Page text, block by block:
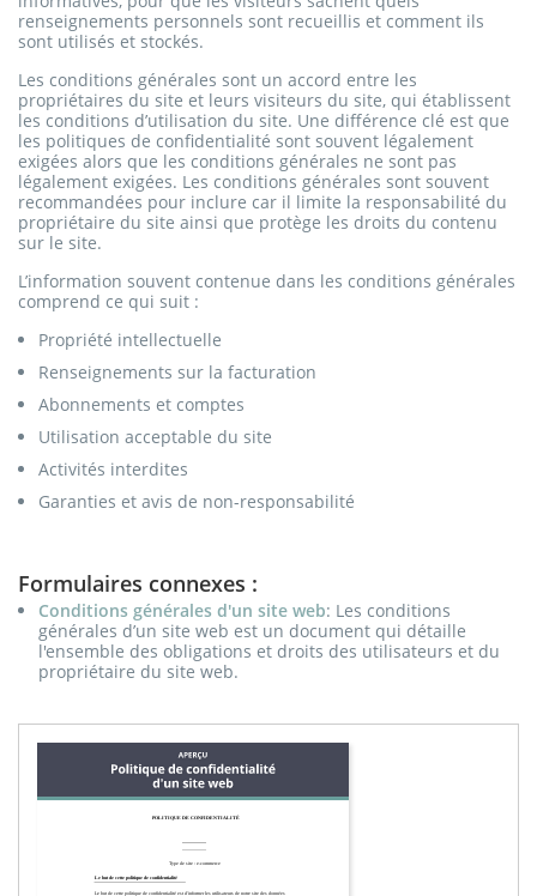
renseignements personnels sont recueillis et comment ils
sont utilisés et stockés.
Les conditions générales sont un accord entre les
propriétaires du site et leurs visiteurs du site, qui établissent
les conditions d’utilisation du site. Une différence clé est que
les politiques de confidentialité sont souvent légalement
exigées alors que les conditions générales ne sont pas
légalement exigées. Les conditions générales sont souvent
recommandées pour inclure car il limite la responsabilité du
propriétaire du site ainsi que protège les droits du contenu
sur le site.
L’information souvent contenue dans les conditions générales
comprend ce qui suit :
Propriété intellectuelle
Renseignements sur la facturation
Abonnements et comptes
Utilisation acceptable du site
Activités interdites
Garanties et avis de non-responsabilité
Formulaires connexes :
Conditions générales d'un site web: Les conditions
générales d’un site web est un document qui détaille
l'ensemble des obligations et droits des utilisateurs et du
propriétaire du site web.